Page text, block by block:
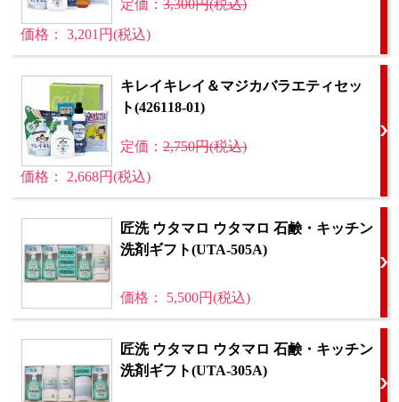
定価： 3,300円(税込)
価格： 3,201円(税込)
キレイキレイ＆マジカバラエティセッ
ト(426118-01)
定価： 2,750円(税込)
価格： 2,668円(税込)
匠洗 ウタマロ ウタマロ 石鹸・キッチン
洗剤ギフト(UTA-505A)
価格： 5,500円(税込)
匠洗 ウタマロ ウタマロ 石鹸・キッチン
洗剤ギフト(UTA-305A)